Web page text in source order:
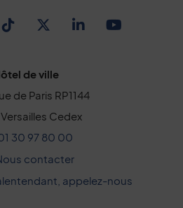
TikTokTwitter
Linkedin
de ville
de Paris RP1144
Versailles Cedex
30 97 80 00
contacter
appelez-nous